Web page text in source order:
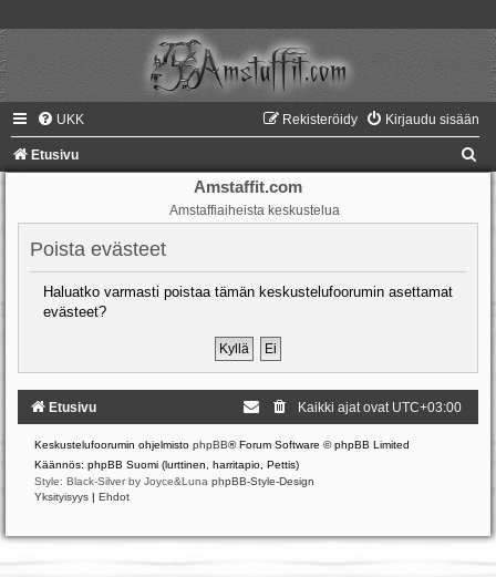
UKK Kirjaudu sisään
Rekisteröidy
Etusivu
Amstaffit.com
Amstaffiaiheista keskustelua
Poista evästeet
Haluatko varmasti poistaa tämän keskustelufoorumin asettamat
evästeet?
Etusivu Kaikki ajat ovat UTC+03:00
Keskustelufoorumin ohjelmisto phpBB® Forum Software © phpBB Limited
Käännös: phpBB Suomi (lurttinen, harritapio, Pettis)
Style: Black-Silver by Joyce&Luna phpBB-Style-Design
Yksityisyys | Ehdot